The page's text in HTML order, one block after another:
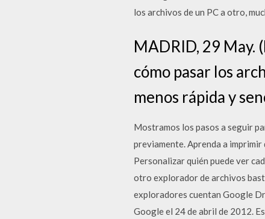
los archivos de un PC a otro,
MADRID, 29 May.
cómo pasar los
menos rápida y
Mostramos los pasos a seguir
previamente. Aprenda a
Personalizar quién puede ver
otro explorador de archivos
exploradores cuentan Google
Google el 24 de abril de 2012.